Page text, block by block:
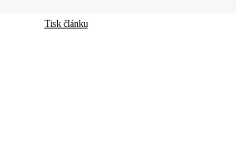
Tisk článku